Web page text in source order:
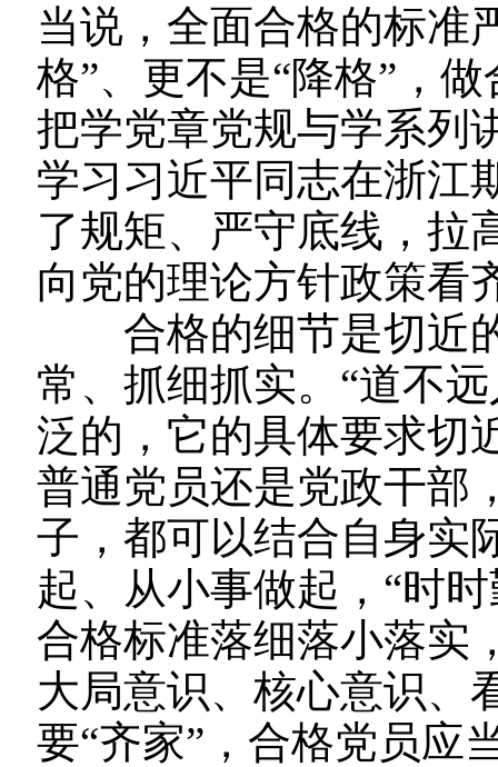
当说，全面合格的标准
格”、更不是“降格”，
把学党章党规与学系列
学习习近平同志在浙江
了规矩、严守底线，拉
向党的理论方针政策看
合格的细节是切近的
常、抓细抓实。“道不
泛的，它的具体要求切
普通党员还是党政干部
子，都可以结合自身实
起、从小事做起，“时
合格标准落细落小落实
大局意识、核心意识、
要“齐家”，合格党员应